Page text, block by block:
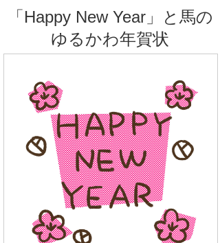
「Happy New Year」と馬の
ゆるかわ年賀状